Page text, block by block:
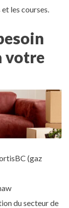
les courses.
votre
(gaz
du secteur de